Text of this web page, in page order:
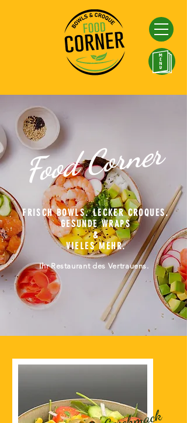
Food Corner
FRISCH BOWLS. LECKER CROQUES.
GESUNDE WRAPS
&
VIELES MEHR.
Ihr Restaurant des Vertrauens.